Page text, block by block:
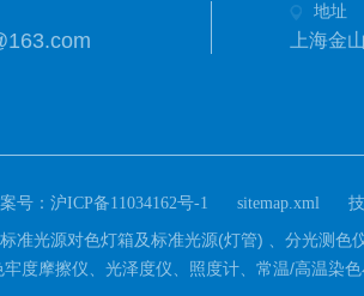
地址
上海金
号： 沪ICP备11034162号-1 sitemap.xml
准光源对色灯箱及标准光源(灯管) 、分光测
度摩擦仪、光泽度仪、照度计、常温/高温染